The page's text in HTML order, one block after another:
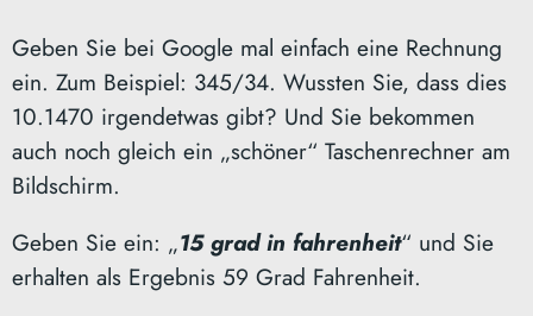
Geben Sie bei Google mal einfach eine Rechnung
ein. Zum Beispiel: 345/34. Wussten Sie, dass dies
10.1470 irgendetwas gibt? Und Sie bekommen
auch noch gleich ein „schöner“ Taschenrechner am
Bildschirm.
Geben Sie ein: „15 grad in fahrenheit“ und Sie
erhalten als Ergebnis 59 Grad Fahrenheit.